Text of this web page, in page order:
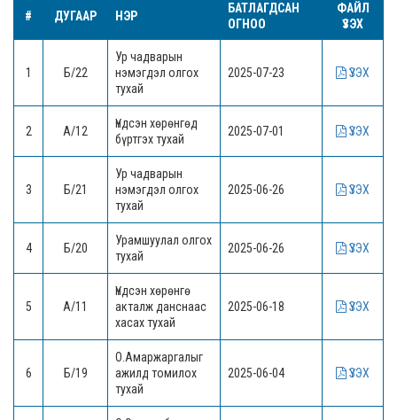
# ДУГААР НЭР
БАТЛАГДСАН
ОГНОО
ФАЙЛ
ҮЗЭХ
1 Б/22
Ур чадварын
нэмэгдэл олгох
тухай
2025-07-23 ҮЗЭХ
2 А/12
Үндсэн хөрөнгөд
бүртгэх тухай
2025-07-01 ҮЗЭХ
3 Б/21
Ур чадварын
нэмэгдэл олгох
тухай
2025-06-26 ҮЗЭХ
4 Б/20
Урамшуулал олгох
тухай
2025-06-26 ҮЗЭХ
5 А/11
Үндсэн хөрөнгө
акталж данснаас
хасах тухай
2025-06-18 ҮЗЭХ
6 Б/19
О.Амаржаргалыг
ажилд томилох
тухай
2025-06-04 ҮЗЭХ